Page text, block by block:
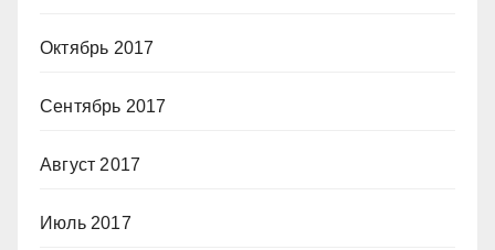
Октябрь 2017
Сентябрь 2017
Август 2017
Июль 2017